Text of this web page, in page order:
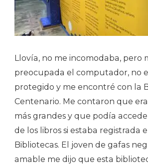
Llovía, no me incomodaba, pero
preocupada el computador, no
protegido y me encontré con la
Centenario. Me contaron que
más grandes y que podía
de los libros si estaba registrada
Bibliotecas. El joven de gafas
amable me dijo que esta